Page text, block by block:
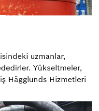
uzmanlar,
Yükseltmeler,
Hägglunds Hizmetleri